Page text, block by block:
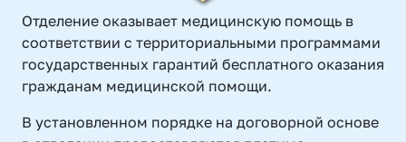
Отделение оказывает медицинскую помощь в
соответствии с территориальными программами
государственных гарантий бесплатного оказания
гражданам медицинской помощи.
В установленном порядке на договорной основе